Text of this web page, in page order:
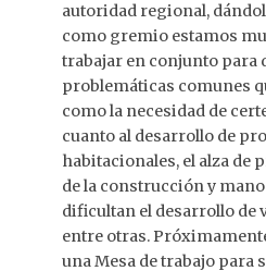
autoridad regional,
como gremio estamos
trabajar en conjunto para
problemáticas comunes
como la necesidad de
cuanto al desarrollo de
habitacionales, el alza de
de la construcción y
dificultan el desarrollo de
entre otras.
una Mesa de trabajo para